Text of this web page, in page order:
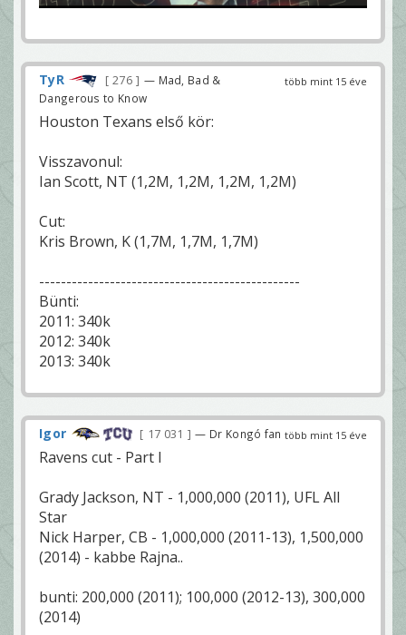
több mint 15 éve
TyR 276
— Mad, Bad &
Dangerous to Know
Houston Texans első kör:
Visszavonul:
Ian Scott, NT (1,2M, 1,2M, 1,2M, 1,2M)
Cut:
Kris Brown, K (1,7M, 1,7M, 1,7M)
------------------------------------------------
Bünti:
2011: 340k
2012: 340k
2013: 340k
több mint 15 éve
Igor 17 031 — Dr Kongó fan
Ravens cut - Part I
Grady Jackson, NT - 1,000,000 (2011), UFL All
Star
Nick Harper, CB - 1,000,000 (2011-13), 1,500,000
(2014) - kabbe Rajna..
bunti: 200,000 (2011); 100,000 (2012-13), 300,000
(2014)